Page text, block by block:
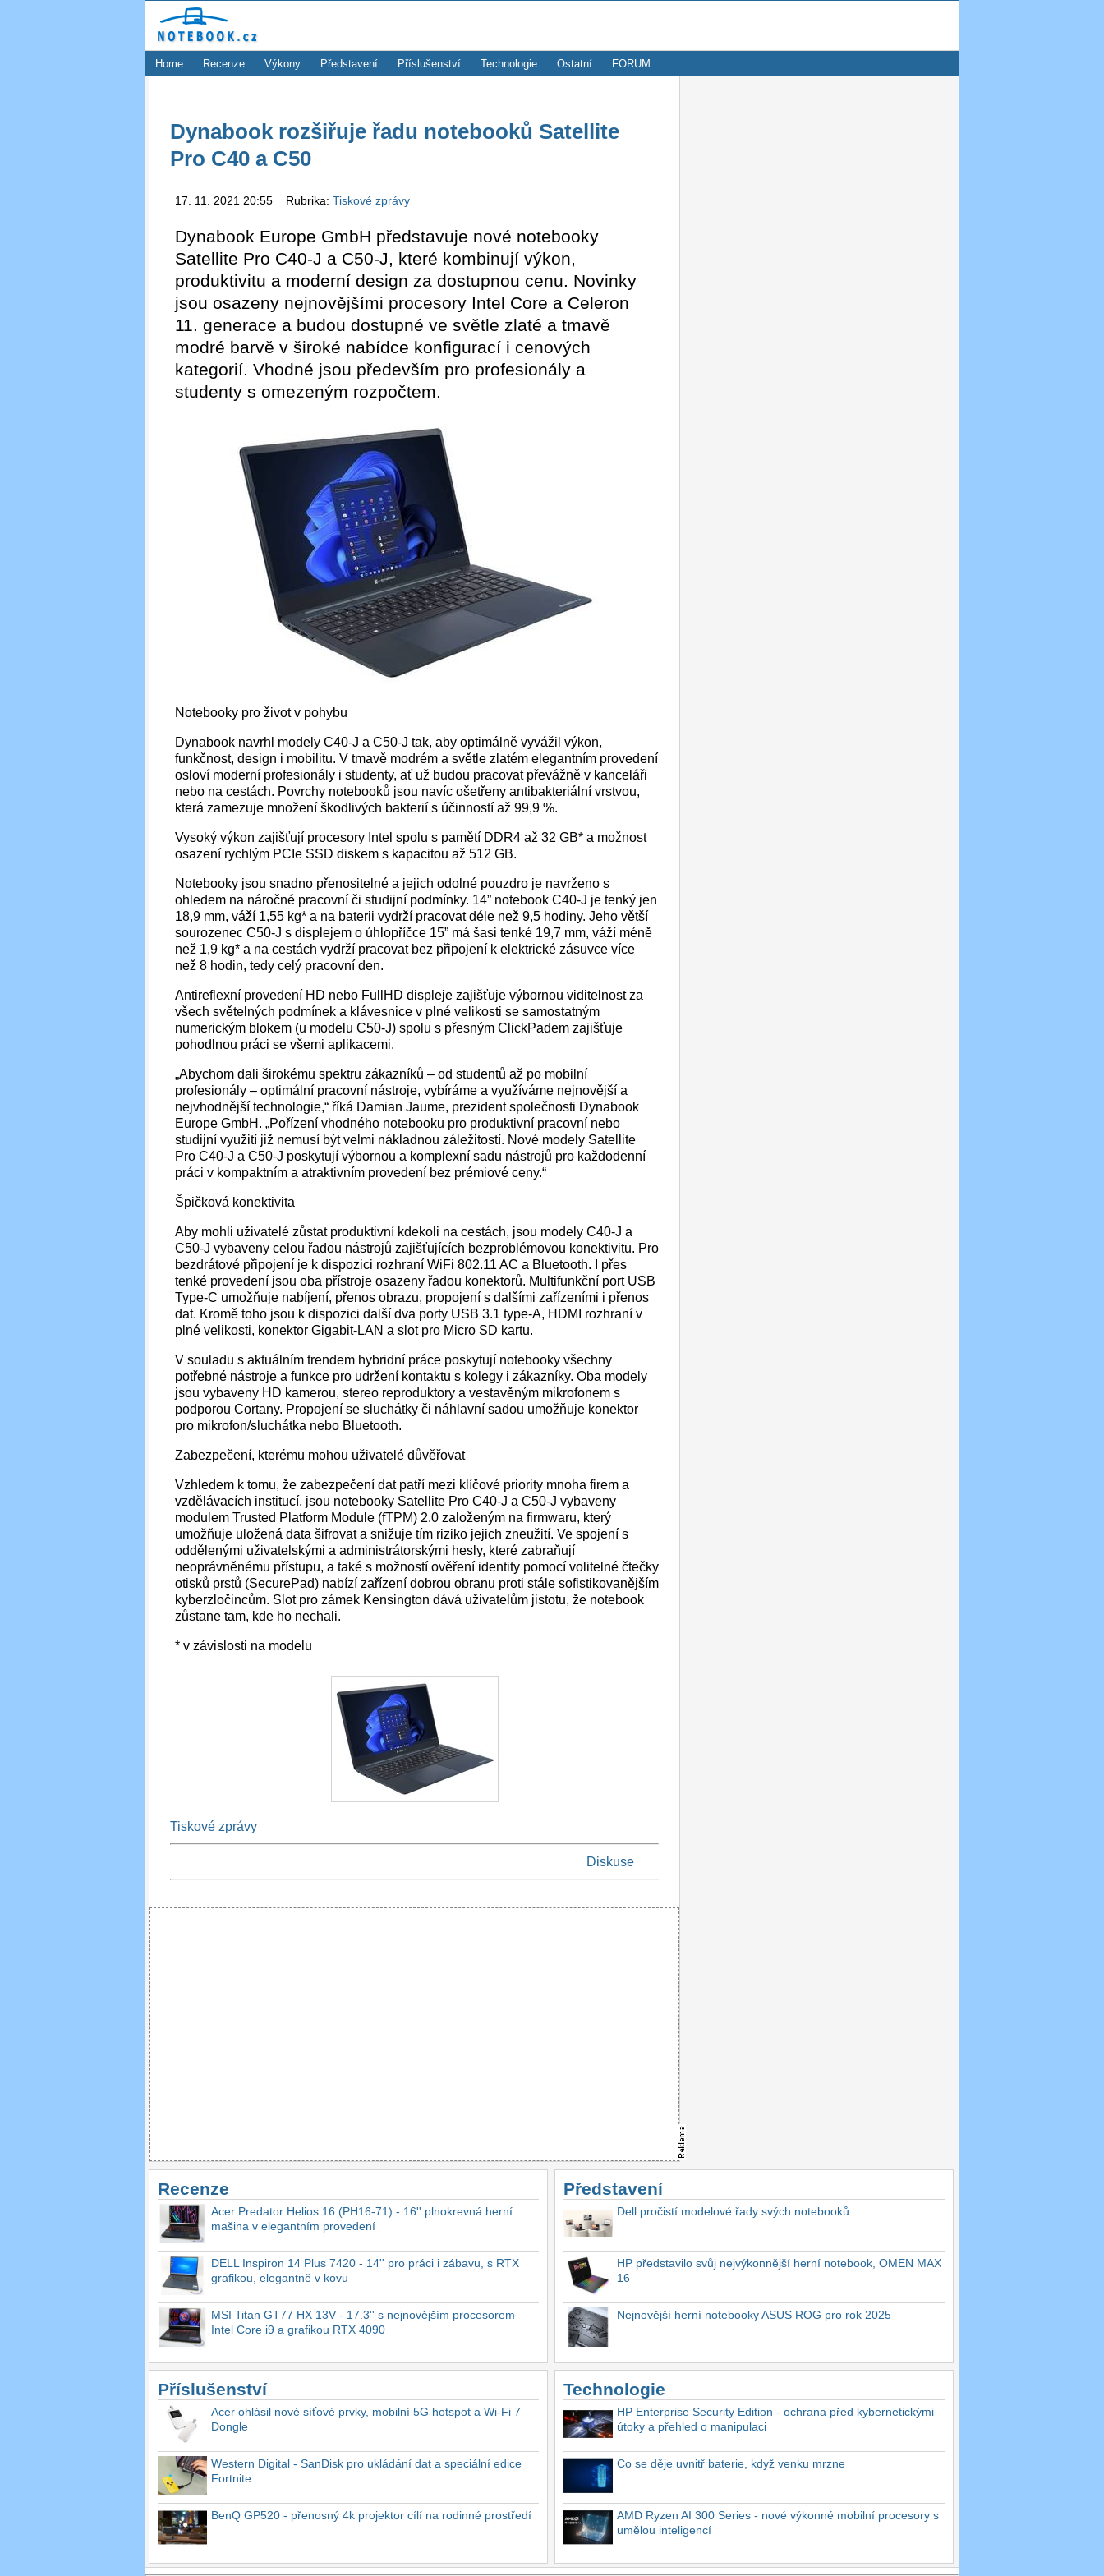
Home Recenze Výkony Představení Příslušenství Technologie Ostatní FORUM
Dynabook rozšiřuje řadu notebooků Satellite
Pro C40 a C50
17. 11. 2021 20:55 Rubrika: Tiskové zprávy
Dynabook Europe GmbH představuje nové notebooky
Satellite Pro C40-J a C50-J, které kombinují výkon,
produktivitu a moderní design za dostupnou cenu. Novinky
jsou osazeny nejnovějšími procesory Intel Core a Celeron
11. generace a budou dostupné ve světle zlaté a tmavě
modré barvě v široké nabídce konfigurací i cenových
kategorií. Vhodné jsou především pro profesionály a
studenty s omezeným rozpočtem.
Notebooky pro život v pohybu
Dynabook navrhl modely C40-J a C50-J tak, aby optimálně vyvážil výkon,
funkčnost, design i mobilitu. V tmavě modrém a světle zlatém elegantním provedení
osloví moderní profesionály i studenty, ať už budou pracovat převážně v kanceláři
nebo na cestách. Povrchy notebooků jsou navíc ošetřeny antibakteriální vrstvou,
která zamezuje množení škodlivých bakterií s účinností až 99,9 %.
Vysoký výkon zajišťují procesory Intel spolu s pamětí DDR4 až 32 GB* a možnost
osazení rychlým PCIe SSD diskem s kapacitou až 512 GB.
Notebooky jsou snadno přenositelné a jejich odolné pouzdro je navrženo s
ohledem na náročné pracovní či studijní podmínky. 14” notebook C40-J je tenký jen
18,9 mm, váží 1,55 kg* a na baterii vydrží pracovat déle než 9,5 hodiny. Jeho větší
sourozenec C50-J s displejem o úhlopříčce 15” má šasi tenké 19,7 mm, váží méně
než 1,9 kg* a na cestách vydrží pracovat bez připojení k elektrické zásuvce více
než 8 hodin, tedy celý pracovní den.
Antireflexní provedení HD nebo FullHD displeje zajišťuje výbornou viditelnost za
všech světelných podmínek a klávesnice v plné velikosti se samostatným
numerickým blokem (u modelu C50-J) spolu s přesným ClickPadem zajišťuje
pohodlnou práci se všemi aplikacemi.
„Abychom dali širokému spektru zákazníků – od studentů až po mobilní
profesionály – optimální pracovní nástroje, vybíráme a využíváme nejnovější a
nejvhodnější technologie,“ říká Damian Jaume, prezident společnosti Dynabook
Europe GmbH. „Pořízení vhodného notebooku pro produktivní pracovní nebo
studijní využití již nemusí být velmi nákladnou záležitostí. Nové modely Satellite
Pro C40-J a C50-J poskytují výbornou a komplexní sadu nástrojů pro každodenní
práci v kompaktním a atraktivním provedení bez prémiové ceny.“
Špičková konektivita
Aby mohli uživatelé zůstat produktivní kdekoli na cestách, jsou modely C40-J a
C50-J vybaveny celou řadou nástrojů zajišťujících bezproblémovou konektivitu. Pro
bezdrátové připojení je k dispozici rozhraní WiFi 802.11 AC a Bluetooth. I přes
tenké provedení jsou oba přístroje osazeny řadou konektorů. Multifunkční port USB
Type-C umožňuje nabíjení, přenos obrazu, propojení s dalšími zařízeními i přenos
dat. Kromě toho jsou k dispozici další dva porty USB 3.1 type-A, HDMI rozhraní v
plné velikosti, konektor Gigabit-LAN a slot pro Micro SD kartu.
V souladu s aktuálním trendem hybridní práce poskytují notebooky všechny
potřebné nástroje a funkce pro udržení kontaktu s kolegy i zákazníky. Oba modely
jsou vybaveny HD kamerou, stereo reproduktory a vestavěným mikrofonem s
podporou Cortany. Propojení se sluchátky či náhlavní sadou umožňuje konektor
pro mikrofon/sluchátka nebo Bluetooth.
Zabezpečení, kterému mohou uživatelé důvěřovat
Vzhledem k tomu, že zabezpečení dat patří mezi klíčové priority mnoha firem a
vzdělávacích institucí, jsou notebooky Satellite Pro C40-J a C50-J vybaveny
modulem Trusted Platform Module (fTPM) 2.0 založeným na firmwaru, který
umožňuje uložená data šifrovat a snižuje tím riziko jejich zneužití. Ve spojení s
oddělenými uživatelskými a administrátorskými hesly, které zabraňují
neoprávněnému přístupu, a také s možností ověření identity pomocí volitelné čtečky
otisků prstů (SecurePad) nabízí zařízení dobrou obranu proti stále sofistikovanějším
kyberzločincům. Slot pro zámek Kensington dává uživatelům jistotu, že notebook
zůstane tam, kde ho nechali.
* v závislosti na modelu
Tiskové zprávy
Diskuse
Recenze
Acer Predator Helios 16 (PH16-71) - 16'' plnokrevná herní
mašina v elegantním provedení
DELL Inspiron 14 Plus 7420 - 14'' pro práci i zábavu, s RTX
grafikou, elegantně v kovu
MSI Titan GT77 HX 13V - 17.3'' s nejnovějším procesorem
Intel Core i9 a grafikou RTX 4090
Představení
Dell pročistí modelové řady svých notebooků
HP představilo svůj nejvýkonnější herní notebook, OMEN MAX
16
Nejnovější herní notebooky ASUS ROG pro rok 2025
Příslušenství
Acer ohlásil nové síťové prvky, mobilní 5G hotspot a Wi-Fi 7
Dongle
Western Digital - SanDisk pro ukládání dat a speciální edice
Fortnite
BenQ GP520 - přenosný 4k projektor cílí na rodinné prostředí
Technologie
HP Enterprise Security Edition - ochrana před kybernetickými
útoky a přehled o manipulaci
Co se děje uvnitř baterie, když venku mrzne
AMD Ryzen AI 300 Series - nové výkonné mobilní procesory s
umělou inteligencí